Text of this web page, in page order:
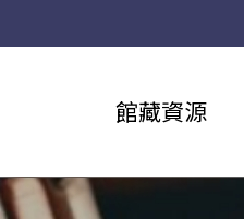
館藏資源